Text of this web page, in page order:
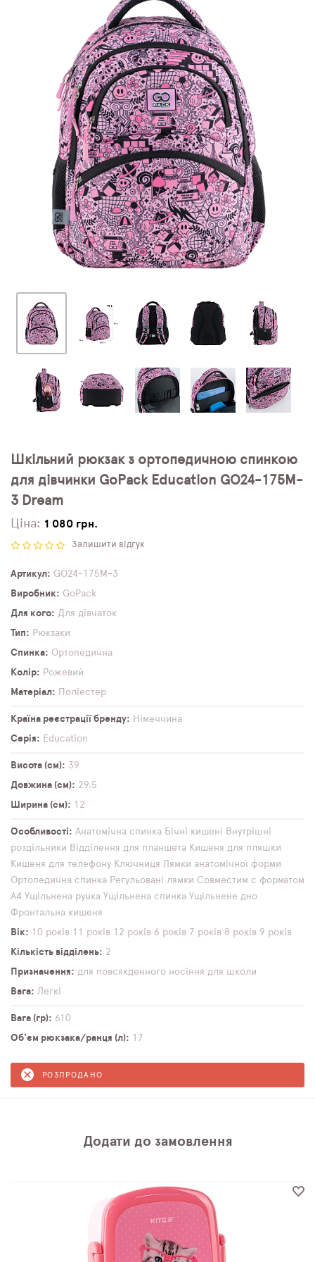
SCHOOL STANDARD
SKYNAME
РОЗПРОДАЖ
Шкільний рюкзак з ортопедичною спинкою
для дівчинки GoPack Education GO24-175M-
3 Dream
Ціна: 1 080 грн.
Залишити відгук
Артикул
GO24-175M-3
Виробник
GoPack
Для кого
Для дівчаток
Тип
Рюкзаки
Спинка
Ортопедична
Колір
Рожевий
Матеріал
Поліестер
Країна реєстрації бренду
Німеччина
Серія
Education
Висота (см)
39
Довжина (см)
29,5
Ширина (см)
12
Особливості Анатомічна спинка Бічні кишені Внутрішні
роздільники Відділення для планшета Кишеня для пляшки
Кишеня для телефону Ключниця Лямки анатомічної форми
Ортопедична спинка Регульовані лямки Совместим с форматом
А4 Ущільнена ручка Ущільнена спинка Ущільнене дно
Фронтальна кишеня
Вік
10 років 11 років 12 років 6 років 7 років 8 років 9 років
Кількість відділень
2
Призначення
для повсякденного носіння для школи
Вага
Легкі
Вага (гр)
610
Об'єм рюкзака/ранця (л)
17
РОЗПРОДАНО
Додати до замовлення